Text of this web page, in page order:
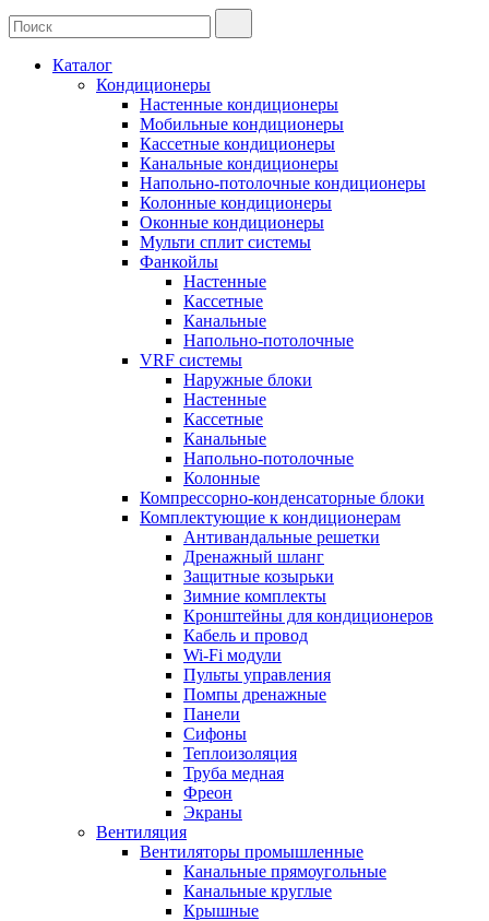
Каталог
Кондиционеры
Настенные кондиционеры
Мобильные кондиционеры
Кассетные кондиционеры
Канальные кондиционеры
Напольно-потолочные кондиционеры
Колонные кондиционеры
Оконные кондиционеры
Мульти сплит системы
Фанкойлы
Настенные
Кассетные
Канальные
Напольно-потолочные
VRF системы
Наружные блоки
Настенные
Кассетные
Канальные
Напольно-потолочные
Колонные
Компрессорно-конденсаторные блоки
Комплектующие к кондиционерам
Антивандальные решетки
Дренажный шланг
Защитные козырьки
Зимние комплекты
Кронштейны для кондиционеров
Кабель и провод
Wi-Fi модули
Пульты управления
Помпы дренажные
Панели
Сифоны
Теплоизоляция
Труба медная
Фреон
Экраны
Вентиляция
Вентиляторы промышленные
Канальные прямоугольные
Канальные круглые
Крышные